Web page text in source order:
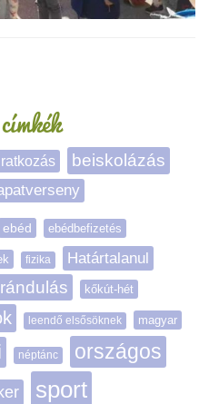
beiskolázás
ebéd ebédbefizetés
fizika Határtalanul
kőkút-hét
leendő elsősöknek magyar
néptánc országos
sport